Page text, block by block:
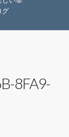
グ
8FA9-